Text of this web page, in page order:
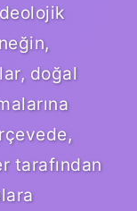
doğal
tarafından